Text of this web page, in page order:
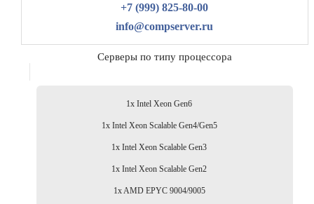
+7 (999) 825-80-00
info@compserver.ru
Серверы по типу процессора
1x Intel Xeon Gen6
1x Intel Xeon Scalable Gen4/Gen5
1x Intel Xeon Scalable Gen3
1x Intel Xeon Scalable Gen2
1x AMD EPYC 9004/9005